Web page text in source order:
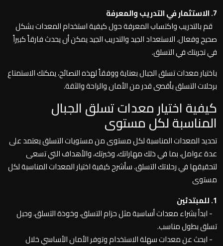
7. الاستثمار في التدريب والمعرفة
قم بالتدريب واكتساب المعرفة حول كيفية استخدام المعدات بشكل
صحيح وفعال. الاستعداد الجيد والتدريب الجيد يمكن أن يحدث فارقاً كبيراً
في تجربتك في التسلق.
باختيار معدات تسلق الجبال بعناية ووفقاً لهذه النصائح، يمكنك الاستمتاع
برحلات التسلق بأقصى قدر من الأمان والراحة والثقة.
كيفية اختيار معدات تسلق الجبال
المناسبة لكل مستوى
تحديد المعدات المناسبة لكل مستوى من مستويات التسلق يعتمد على
عدة عوامل، بما في ذلك مهاراتك، وخبرتك، والأهداف التي تسعى
لتحقيقها في رحلاتك التسلق. سأشرح كيفية اختيار المعدات المناسبة لكل
مستوى
1. للمبتدئين
- ابدأ بشراء معدات أساسية مثل حزام التسلق، وخوذة التسلق، وحبل
تسلق بطول مناسب.
- ابحث عن معدات سهلة الاستخدام وتوفر الأمان الأساسي خلال